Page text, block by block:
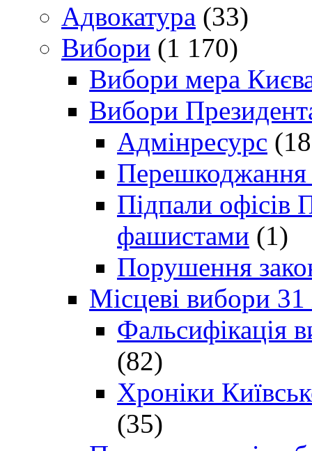
Адвокатура (33)
Вибори (1 170)
Вибори мера
Вибори
Адмінресурс
Перешкоджання
Підпали офісів
фашистами (1)
Порушення
Місцеві вибори
Фальсифікація
(82)
Хроніки
(35)